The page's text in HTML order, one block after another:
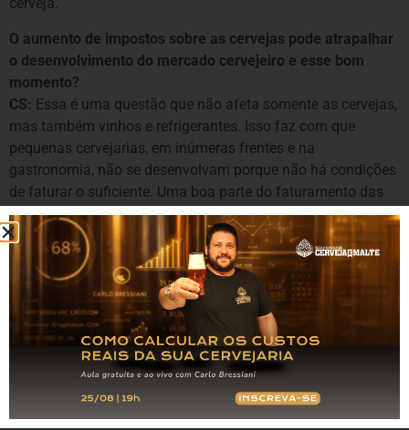
O aumento de impostos sobre as cervejas pode atrapalhar
o desenvolvimento do mercado cervejeiro e esse bom
momento?
CS: Essa é uma questão que não afeta somente as cervejas,
mas também vinhos e refrigerantes. Isso faz com que
pequenas cervejarias, em inúmeras frentes e na
gastronomia, não se desenvolvam porque não há condições
de faturar o suficiente. Uma boa parte do faturamento das
empresas vai para o pagamento dos insumos e outra,
enorme, para o governo através dos impostos. Apenas uma
pequena parte fica para reserva, novidades e novos
investimentos.
Artigo Anterior
Não basta a uma cerveja ser boa, ela tem que parecer boa
Próximo Artigo